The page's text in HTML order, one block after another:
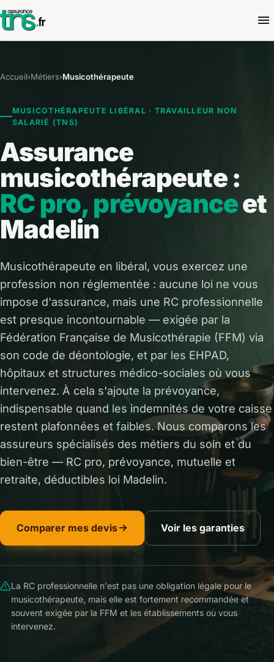
Accueil›Métiers›Musicothérapeute
MUSICOTHÉRAPEUTE LIBÉRAL · TRAVAILLEUR NON
SALARIÉ (TNS)
Assurance
musicothérapeute :
RC pro, prévoyanceet
Madelin
Musicothérapeute en libéral, vous exercez une
profession non réglementée : aucune loi ne vous
impose d'assurance, mais une RC professionnelle
est presque incontournable — exigée par la
Fédération Française de Musicothérapie (FFM) via
son code de déontologie, et par les EHPAD,
hôpitaux et structures médico-sociales où vous
intervenez. À cela s'ajoute la prévoyance,
indispensable quand les indemnités de votre caisse
restent plafonnées et faibles. Nous comparons les
assureurs spécialisés des métiers du soin et du
bien-être — RC pro, prévoyance, mutuelle et
retraite, déductibles loi Madelin.
Comparer mes devis Voir les garanties
La RC professionnelle n'est pas une obligation légale pour le
musicothérapeute, mais elle est fortement recommandée et
souvent exigée par la FFM et les établissements où vous
intervenez.